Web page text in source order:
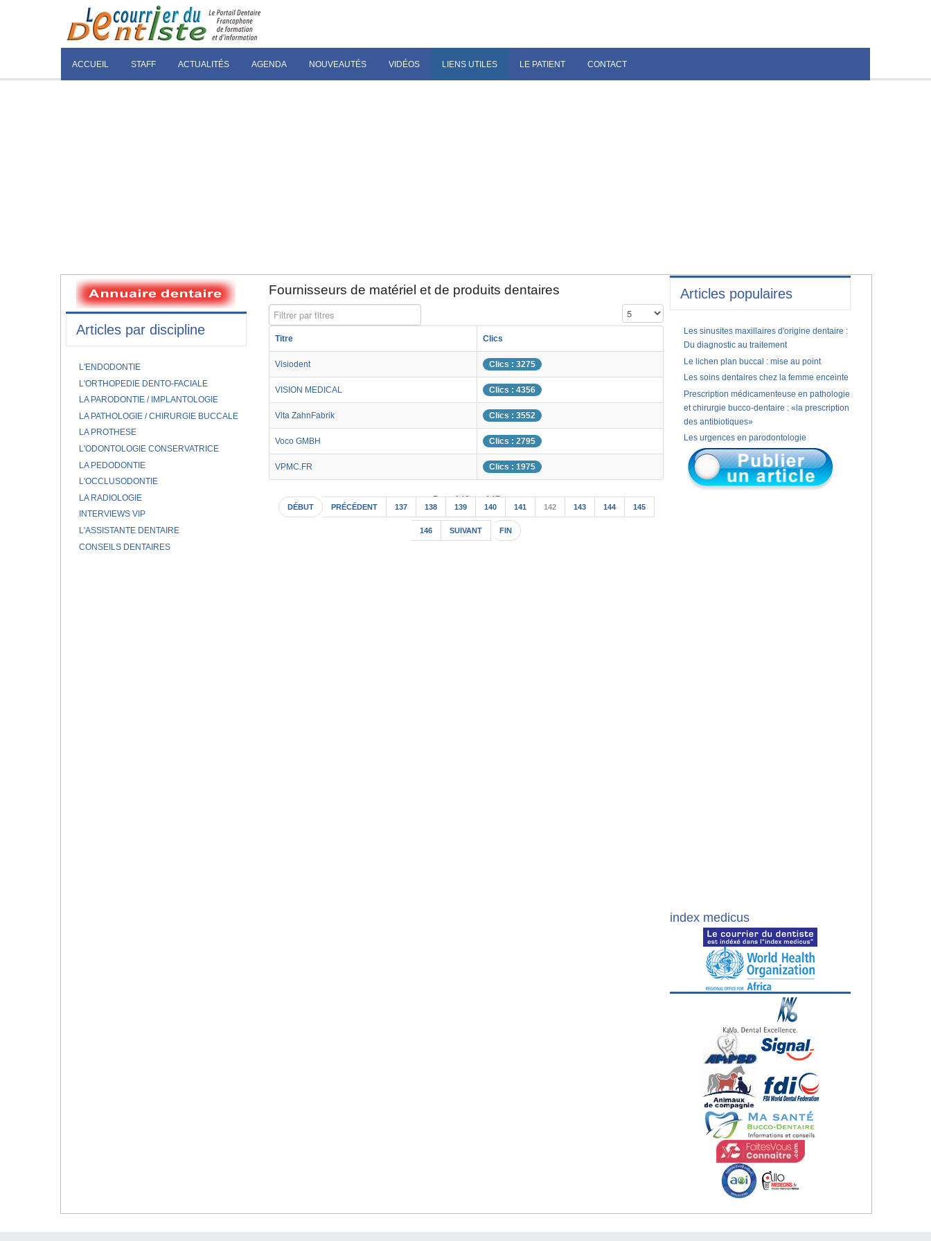
ACCUEIL STAFF ACTUALITÉS AGENDA NOUVEAUTÉS VIDÉOS LIENS UTILES LE PATIENT CONTACT
Fournisseurs de matériel et de produits dentaires
Filtrer par titres Affichage #
Titre Clics
Visiodent Clics : 3275
VISION MEDICAL Clics : 4356
Vita ZahnFabrik Clics : 3552
Voco GMBH Clics : 2795
VPMC.FR Clics : 1975
Page 142 sur 147
DÉBUT PRÉCÉDENT 137 138 139 140 141 142 143 144 145
146 SUIVANT FIN
Articles par discipline
L'ENDODONTIE
L'ORTHOPEDIE DENTO-FACIALE
LA PARODONTIE / IMPLANTOLOGIE
LA PATHOLOGIE / CHIRURGIE BUCCALE
LA PROTHESE
L'ODONTOLOGIE CONSERVATRICE
LA PEDODONTIE
L'OCCLUSODONTIE
LA RADIOLOGIE
INTERVIEWS VIP
L'ASSISTANTE DENTAIRE
CONSEILS DENTAIRES
Articles populaires
Les sinusites maxillaires d'origine dentaire :
Du diagnostic au traitement
Le lichen plan buccal : mise au point
Les soins dentaires chez la femme enceinte
Prescription médicamenteuse en pathologie
et chirurgie bucco-dentaire : «la prescription
des antibiotiques»
Les urgences en parodontologie
index medicus